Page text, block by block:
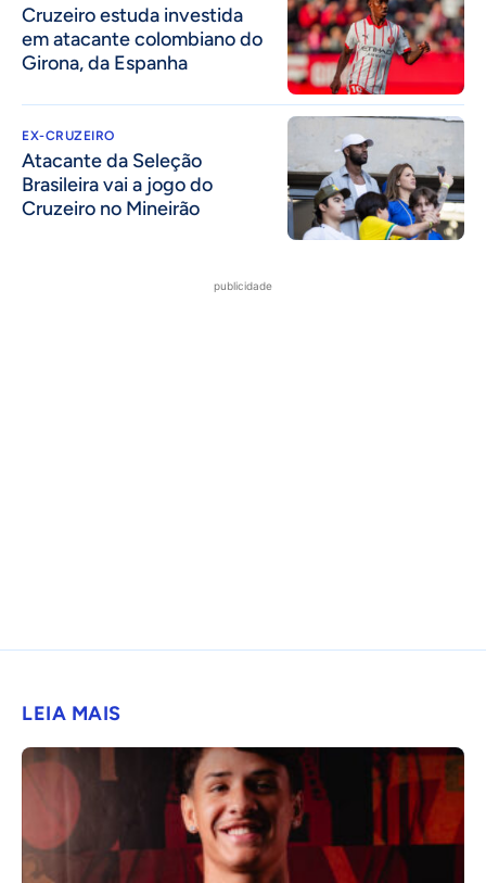
Cruzeiro estuda investida
em atacante colombiano do
Girona, da Espanha
EX-CRUZEIRO
Atacante da Seleção
Brasileira vai a jogo do
Cruzeiro no Mineirão
publicidade
LEIA MAIS